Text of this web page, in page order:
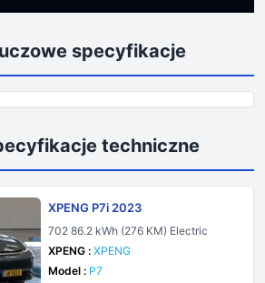
specyfikacje
techniczne
XPENG P7i 2023
702 86.2 kWh (276 KM) Electric
XPENG : XPENG
Model : P7